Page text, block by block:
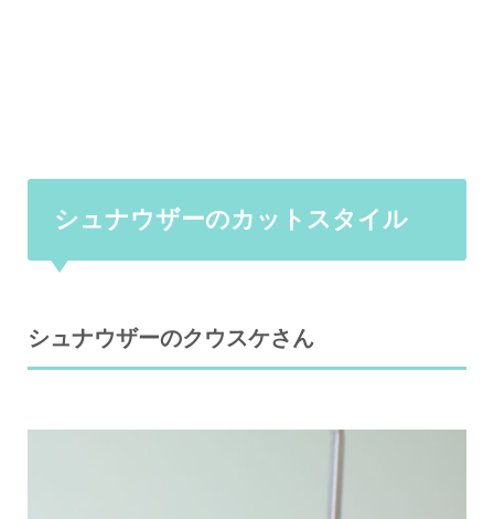
シュナウザーのカットスタイル
シュナウザーのクウスケさん